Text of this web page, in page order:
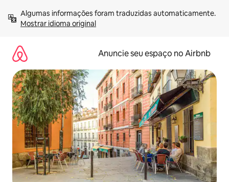
para
Mostrar idioma original
Anuncie seu espaço no Airbnb